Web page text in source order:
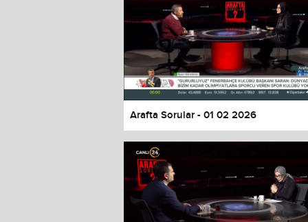
Arafta Sorular - 01 02 2026